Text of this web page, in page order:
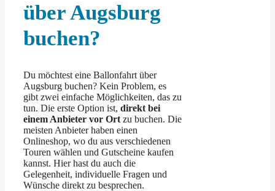
über Augsburg
buchen?
Du möchtest eine Ballonfahrt über
Augsburg buchen? Kein Problem, es
gibt zwei einfache Möglichkeiten, das zu
tun. Die erste Option ist, direkt bei
einem Anbieter vor Ort zu buchen. Die
meisten Anbieter haben einen
Onlineshop, wo du aus verschiedenen
Touren wählen und Gutscheine kaufen
kannst. Hier hast du auch die
Gelegenheit, individuelle Fragen und
Wünsche direkt zu besprechen.